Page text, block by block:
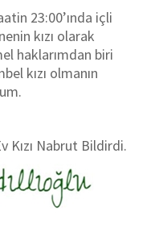
23:00’ında içli
kızı olarak
haklarımdan biri
kızı olmanın
Kızı Nabrut Bildirdi.